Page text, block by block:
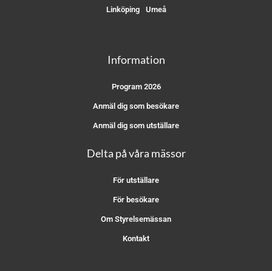
Linköping Umeå
Information
Program 2026
Anmäl dig som besökare
Anmäl dig som utställare
Delta på våra mässor
För utställare
För besökare
Om Styrelsemässan
Kontakt